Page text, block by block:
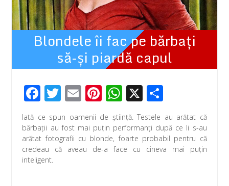
Blondele îi fac pe bărbaţi
să-şi piardă capul
F
e
b
o
T
tt
er
E
m
ail
Pi
nt
er
e
st
W
h
at
s
A
X
ta
je
az
Iată ce spun oamenii de ştiinţă. Testele au arătat că
bărbaţii au fost mai puţin performanţi după ce li s-au
arătat fotografii cu blonde, foarte probabil pentru că
credeau că aveau de-a face cu cineva mai puţin
inteligent.